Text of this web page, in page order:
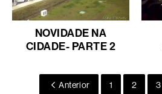
NOVIDADE NA
CIDADE- PARTE 2
Anterior 1 2 3